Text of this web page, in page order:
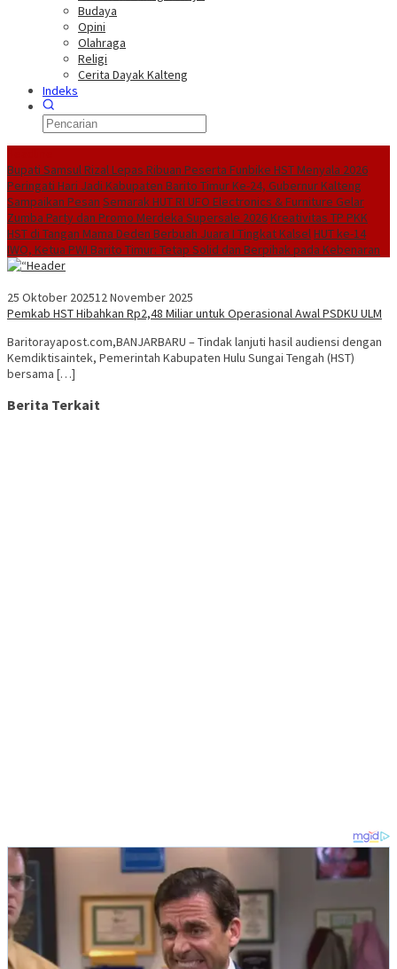
Budaya
Opini
Olahraga
Religi
Cerita Dayak Kalteng
Indeks
Bupati Samsul Rizal Lepas Ribuan Peserta Funbike HST Menyala 2026
Peringati Hari Jadi Kabupaten Barito Timur Ke-24, Gubernur Kalteng
Sampaikan Pesan Semarak HUT RI UFO Electronics & Furniture Gelar
Zumba Party dan Promo Merdeka Supersale 2026Kreativitas TP PKK
HST di Tangan Mama Deden Berbuah Juara I Tingkat KalselHUT ke-14
IWO, Ketua PWI Barito Timur: Tetap Solid dan Berpihak pada Kebenaran
25 Oktober 202512 November 2025
Pemkab HST Hibahkan Rp2,48 Miliar untuk Operasional Awal PSDKU ULM
Baritorayapost.com,BANJARBARU – Tindak lanjuti hasil audiensi dengan
Kemdiktisaintek, Pemerintah Kabupaten Hulu Sungai Tengah (HST)
bersama […]
Berita Terkait